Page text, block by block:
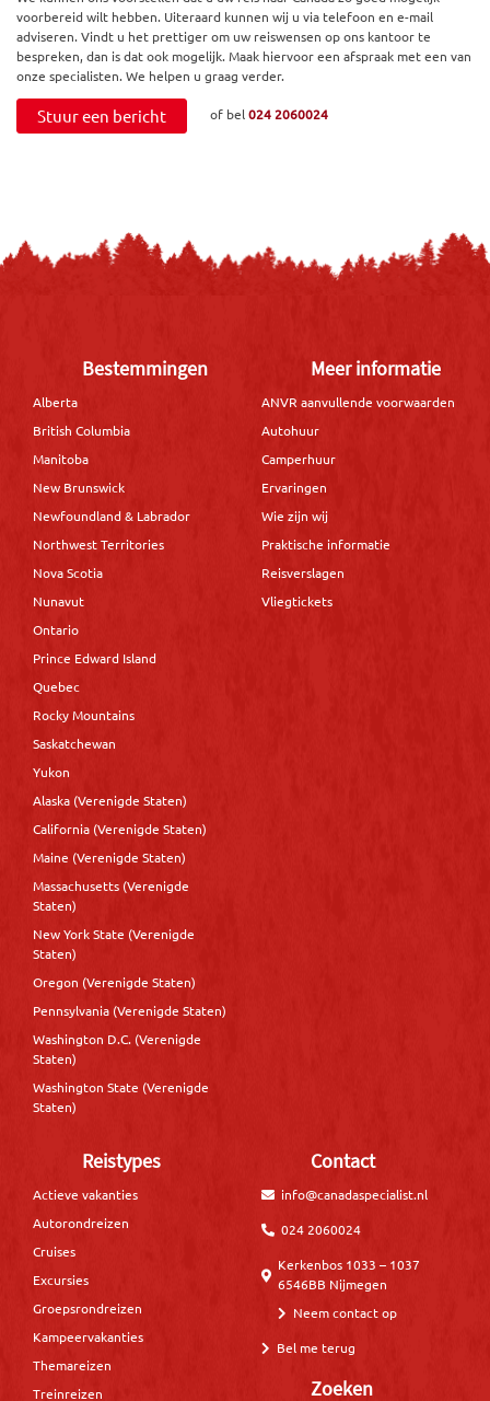
voorbereid wilt hebben. Uiteraard kunnen wij u via telefoon en e-mail
adviseren. Vindt u het prettiger om uw reiswensen op ons kantoor te
bespreken, dan is dat ook mogelijk. Maak hiervoor een afspraak met een van
onze specialisten. We helpen u graag verder.
Stuur een bericht of bel024 2060024
Bestemmingen
Alberta
British Columbia
Manitoba
New Brunswick
Newfoundland & Labrador
Northwest Territories
Nova Scotia
Nunavut
Ontario
Prince Edward Island
Quebec
Rocky Mountains
Saskatchewan
Yukon
Alaska (Verenigde Staten)
California (Verenigde Staten)
Maine (Verenigde Staten)
Massachusetts (Verenigde
Staten)
New York State (Verenigde
Staten)
Oregon (Verenigde Staten)
Pennsylvania (Verenigde Staten)
Washington D.C. (Verenigde
Staten)
Washington State (Verenigde
Staten)
Meer informatie
ANVR aanvullende voorwaarden
Autohuur
Camperhuur
Ervaringen
Wie zijn wij
Praktische informatie
Reisverslagen
Vliegtickets
Reistypes
Actieve vakanties
Autorondreizen
Cruises
Excursies
Groepsrondreizen
Kampeervakanties
Themareizen
Treinreizen
Contact
info@canadaspecialist.nl
024 2060024
Kerkenbos 1033 – 1037
6546BB Nijmegen
Neem contact op
Bel me terug
Zoeken